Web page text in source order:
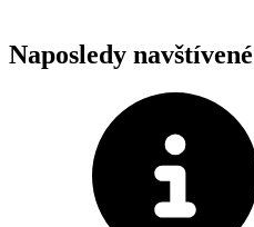
Naposledy navštívené